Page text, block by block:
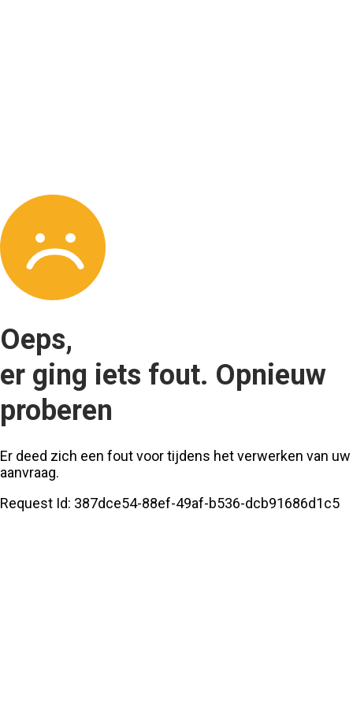
Oeps,
er ging iets fout. Opnieuw
proberen
Er deed zich een fout voor tijdens het verwerken van uw
aanvraag.
Request Id: 387dce54-88ef-49af-b536-dcb91686d1c5